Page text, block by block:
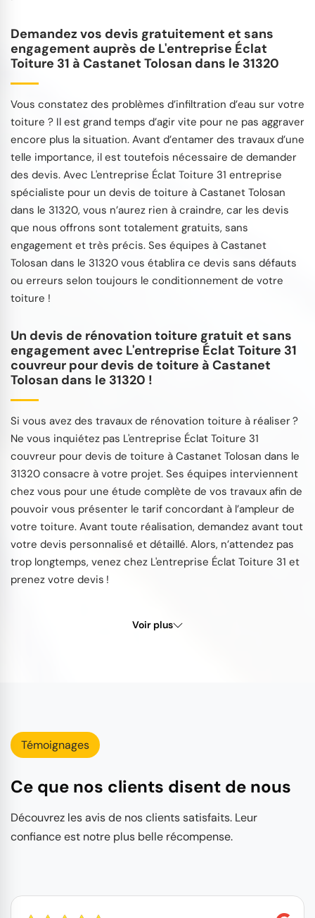
Demandez vos devis gratuitement et sans
engagement auprès de L'entreprise Éclat
Toiture 31 à Castanet Tolosan dans le 31320
Vous constatez des problèmes d’infiltration d’eau sur votre
toiture ? Il est grand temps d’agir vite pour ne pas aggraver
encore plus la situation. Avant d’entamer des travaux d’une
telle importance, il est toutefois nécessaire de demander
des devis. Avec L'entreprise Éclat Toiture 31 entreprise
spécialiste pour un devis de toiture à Castanet Tolosan
dans le 31320, vous n’aurez rien à craindre, car les devis
que nous offrons sont totalement gratuits, sans
engagement et très précis. Ses équipes à Castanet
Tolosan dans le 31320 vous établira ce devis sans défauts
ou erreurs selon toujours le conditionnement de votre
toiture !
Un devis de rénovation toiture gratuit et sans
engagement avec L'entreprise Éclat Toiture 31
couvreur pour devis de toiture à Castanet
Tolosan dans le 31320 !
Si vous avez des travaux de rénovation toiture à réaliser ?
Ne vous inquiétez pas L'entreprise Éclat Toiture 31
couvreur pour devis de toiture à Castanet Tolosan dans le
31320 consacre à votre projet. Ses équipes interviennent
chez vous pour une étude complète de vos travaux afin de
pouvoir vous présenter le tarif concordant à l’ampleur de
votre toiture. Avant toute réalisation, demandez avant tout
votre devis personnalisé et détaillé. Alors, n’attendez pas
trop longtemps, venez chez L'entreprise Éclat Toiture 31 et
prenez votre devis !
Voir plus
Témoignages
Ce que nos clients disent de nous
Découvrez les avis de nos clients satisfaits. Leur
confiance est notre plus belle récompense.